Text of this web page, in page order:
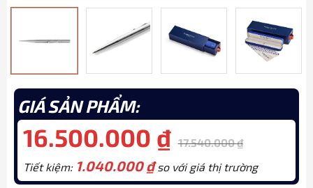
GIÁ SẢN PHẨM:
16.500.000 ₫ 17.540.000₫
Tiết kiệm: 1.040.000₫so với giá thị trường